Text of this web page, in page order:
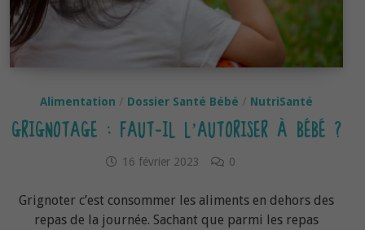
Alimentation Dossier Santé Bébé NutriSanté
GRIGNOTAGE : FAUT-IL L’AUTORISER À BÉBÉ ?
16 février 2023 0
Grignoter c’est consommer les aliments en dehors des
repas de la journée. Sachant que parmi les repas